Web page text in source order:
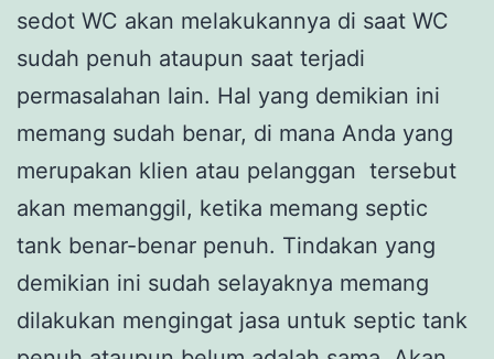
sedot WC akan melakukannya di saat WC
sudah penuh ataupun saat terjadi
permasalahan lain. Hal yang demikian ini
memang sudah benar, di mana Anda yang
merupakan klien atau pelanggan tersebut
akan memanggil, ketika memang septic
tank benar-benar penuh. Tindakan yang
demikian ini sudah selayaknya memang
dilakukan mengingat jasa untuk septic tank